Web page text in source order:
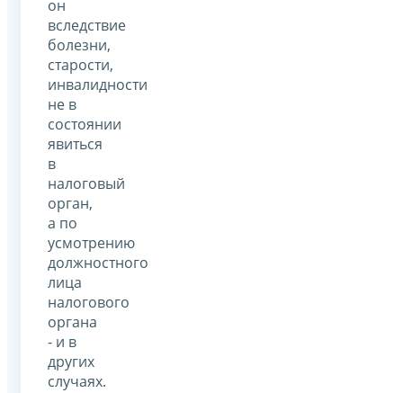
он
вследствие
болезни,
старости,
инвалидности
не в
состоянии
явиться
в
налоговый
орган,
а по
усмотрению
должностного
лица
налогового
органа
- и в
других
случаях.